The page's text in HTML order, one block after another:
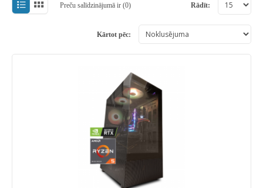
Preču salīdzinājumā ir (0) Rādīt:
Kārtot pēc: